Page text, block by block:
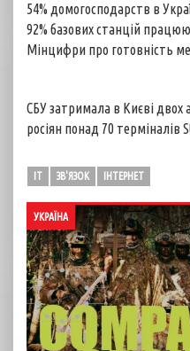
54% домогосподарств в
92% базових станцій
Мінцифри про готовність
СБУ затримала в Києві двох
росіян понад 70 терміналів
IT ЗВ'ЯЗОК ІНТЕРНЕТ
УКРАЇНА